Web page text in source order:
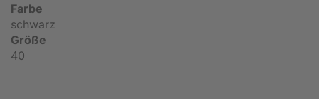
Farbe
schwarz
Größe
40